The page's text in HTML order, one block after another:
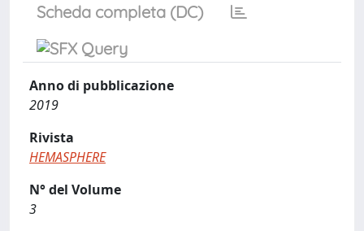
Scheda completa (DC)
Anno di pubblicazione
2019
Rivista
HEMASPHERE
N° del Volume
3